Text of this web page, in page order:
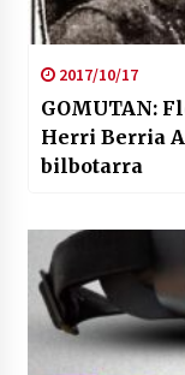
2017/10/17
GOMUTAN:
Herri Berria
bilbotarra